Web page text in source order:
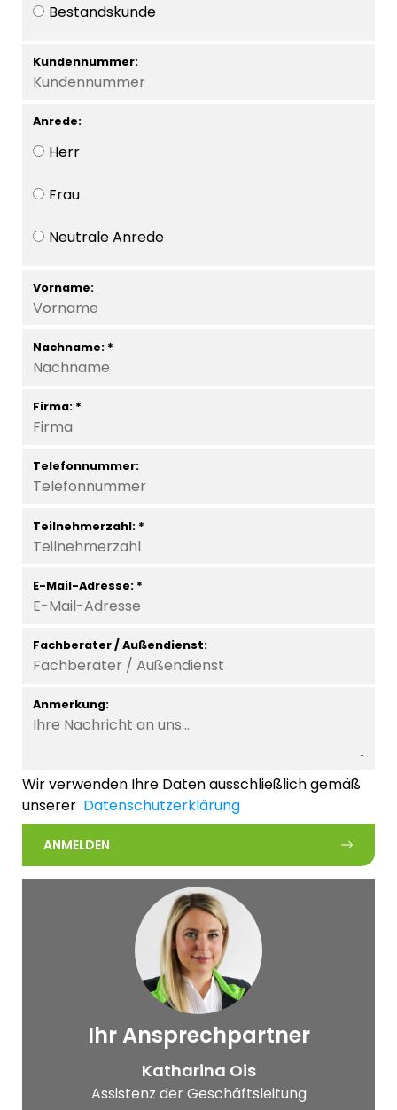
Bestandskunde
Kundennummer:
Anrede:
Herr
Frau
Neutrale Anrede
Vorname:
Nachname: *
Firma: *
Telefonnummer:
Teilnehmerzahl: *
E-Mail-Adresse: *
Fachberater / Außendienst:
Anmerkung:
Wir verwenden Ihre Daten ausschließlich gemäß
unserer Datenschutzerklärung
ANMELDEN
© Nußbaumer
Ihr Ansprechpartner
Katharina Ois
Assistenz der Geschäftsleitung